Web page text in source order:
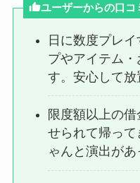
ユーザーからの口コ
日に数度プレ
プやアイテム
す。安心して放
限度額以上の
せられて帰っ
ゃんと演出があ